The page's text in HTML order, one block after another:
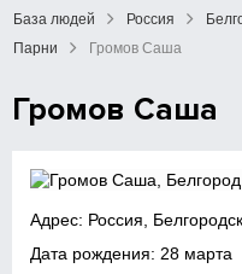
База людей Россия
Парни
Громов Саша
Громов Саша
Адрес: Россия,
Дата рождения: 28 марта